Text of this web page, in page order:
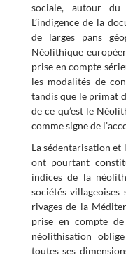
sociale, autour du
L’indigence de la
de larges pans
Néolithique
prise en compte
les modalités de
tandis que le primat
de ce qu’est le
comme signe de
La sédentarisation
ont pourtant
indices de la
sociétés
rivages de la
prise en compte
néolithisation
toutes ses